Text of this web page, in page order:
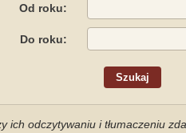
Od roku:
Do roku:
odczytywaniu i tłumaczeniu